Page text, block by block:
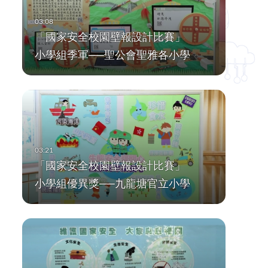
「國家安全校園壁報設計比賽」
小學組季軍──聖公會聖雅各小學
「國家安全校園壁報設計比賽」
小學組優異獎──九龍塘官立小學